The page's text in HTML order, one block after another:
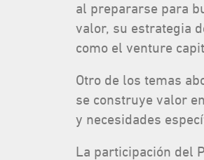
al prepararse para
valor, su estrategia
como el venture
Otro de los temas
se construye valor
y necesidades
La participación del